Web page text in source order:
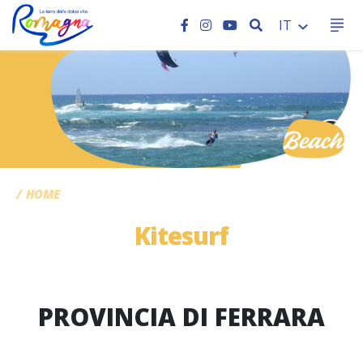
CERCA
IT
CC
HOME
Kitesurf
PROVINCIA DI FERRARA